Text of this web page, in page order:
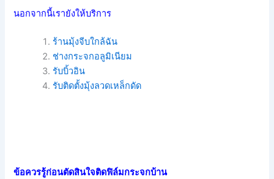
นอกจากนี้เรายังให้บริการ
ร้านมุ้งจีบใกล้ฉัน
ช่างกระจกอลูมิเนียม
รับบิ้วอิน
รับติดตั้งมุ้งลวดเหล็กดัด
ข้อควรรู้ก่อนตัดสินใจติดฟิล์มกระจกบ้าน